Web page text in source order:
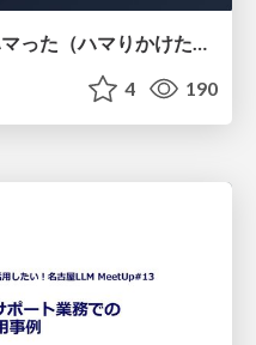
AWS ネットワーク構築でハマった（ハマりかけた） 5選とそこから得た教訓
4 190